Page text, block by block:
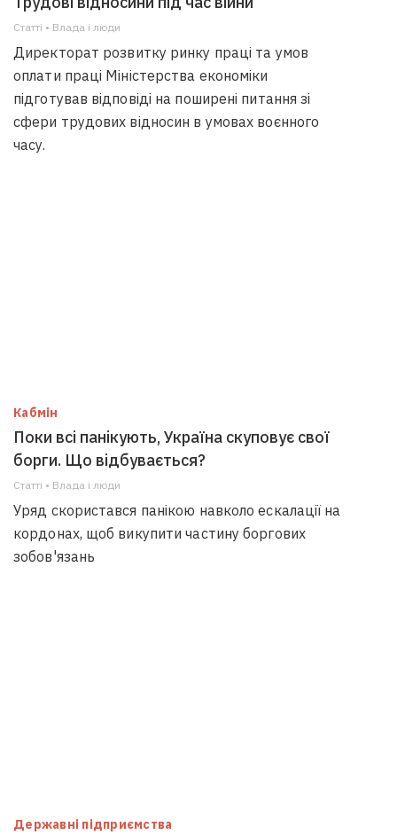
Статті • Влада i люди
Директорат розвитку ринку праці та умов
оплати праці Міністерства економіки
підготував відповіді на поширені питання зі
сфери трудових відносин в умовах воєнного
часу.
Кабмін
Поки всі панікують, Україна скуповує свої
борги. Що відбувається?
Статті • Влада i люди
Уряд скористався панікою навколо ескалації на
кордонах, щоб викупити частину боргових
зобов'язань
Державні підприємства